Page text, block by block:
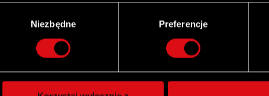
Identyfikować Twoje urządzenie, aktywnie analizując
Dowiedz się więcej odnośnie tego, jak Twoje osobiste dane
szczegółów . W Deklaracji plików cookie możesz zmienić lub
Wykorzystujemy pliki cookie do spersonalizowania treści i
Niezbędne Preferencje